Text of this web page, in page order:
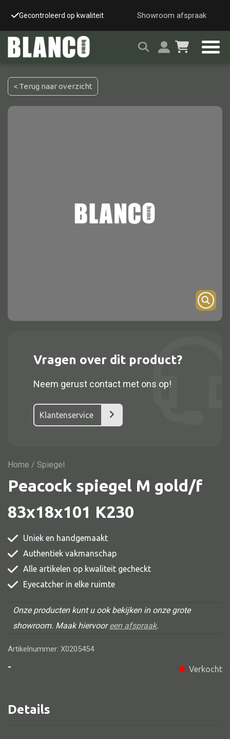
Gecontroleerd op kwaliteit Snelle & veilige
Showroom afspraak
Alle kasten
Dressoir
Nachtkast
Vitrine
TV meubel
Comode
Alle stoelen
Eetkamer stoel
Fautteuil
Barstoel
Kinderstoel
Kruk
< Terug naar overzicht
Vragen over dit product?
Neem gerust contact met ons op!
Klantenservice
Home / Spiegel
Peacock spiegel M gold/f
83x18x101 K230
Uniek en handgemaakt
Authentiek vakmanschap
Alle artikelen op kwaliteit gecheckt
Eyecatcher in elke ruimte
Onze producten kunt u ook bekijken in onze grote
showroom. Maak hiervooreen afspraak.
Artikelnummer: X0205454
-
Verkocht
Details